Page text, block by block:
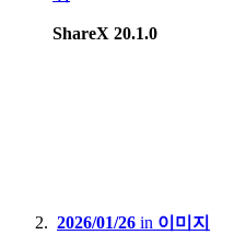
ShareX 20.1.0
2026/01/26 in 이미지